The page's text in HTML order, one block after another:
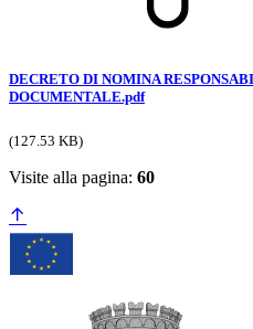
DECRETO DI NOMINA
DOCUMENTALE.pdf
(127.53 KB)
Visite alla pagina: 60